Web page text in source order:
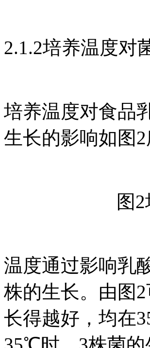
2.1.2培养温度对
培养温度对食品
生长的影响如图2
图
温度通过影响乳
株的生长。由图
长得越好，均在